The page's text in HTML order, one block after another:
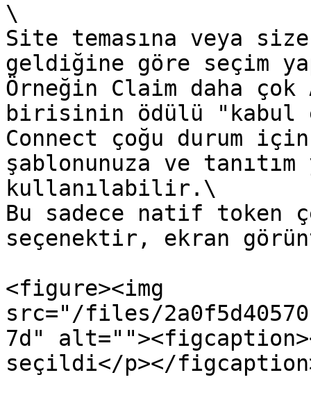
\
Site temasına veya
geldiğine göre seçim
Örneğin Claim daha
birisinin ödülü "kabul
Connect çoğu durum
şablonunuza ve
kullanılabilir.\
Bu sadece natif token
seçenektir, ekran
<figure><img
src="/files/
7d"
seçildi</p></